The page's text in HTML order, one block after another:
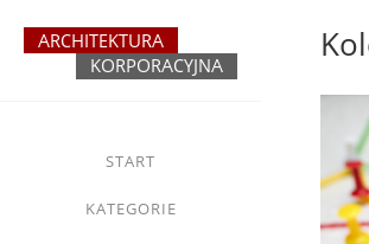
START
KATEGORIE